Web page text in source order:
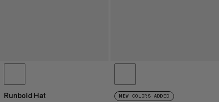
Runbold Hat NEW COLORS ADDED